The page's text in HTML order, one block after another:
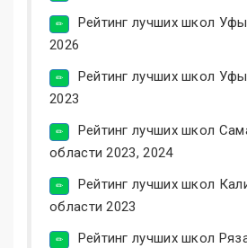
Рейтинг лучших школ
2026
Рейтинг лучших школ
2023
Рейтинг лучших школ
области 2023, 2024
Рейтинг лучших школ
области 2023
Рейтинг лучших школ